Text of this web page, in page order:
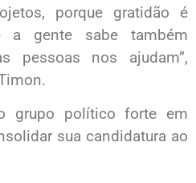
porque gratidão é
a gente sabe também
pessoas nos ajudam”,
grupo político forte em
sua candidatura ao